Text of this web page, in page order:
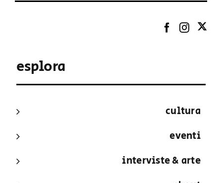
esplora
cultura
eventi
interviste & arte